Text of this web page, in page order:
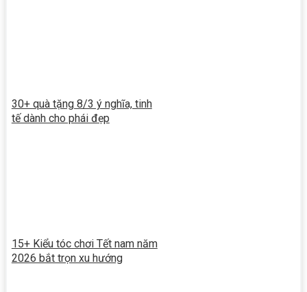
30+ quà tặng 8/3 ý nghĩa, tinh
tế dành cho phái đẹp
15+ Kiểu tóc chơi Tết nam năm
2026 bắt trọn xu hướng